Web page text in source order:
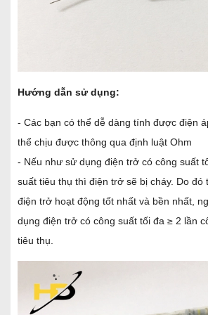
Hướng dẫn sử dụng:
- Các bạn có thể dễ dàng tính được điện
thể chịu được thông qua định luật Ohm
- Nếu như sử dụng điện trở có công suất
suất tiêu thụ thì điện trở sẽ bị cháy. Do đó
điện trở hoạt động tốt nhất và bền nhất,
dụng điện trở có công suất tối đa ≥ 2 lần
tiêu thụ.